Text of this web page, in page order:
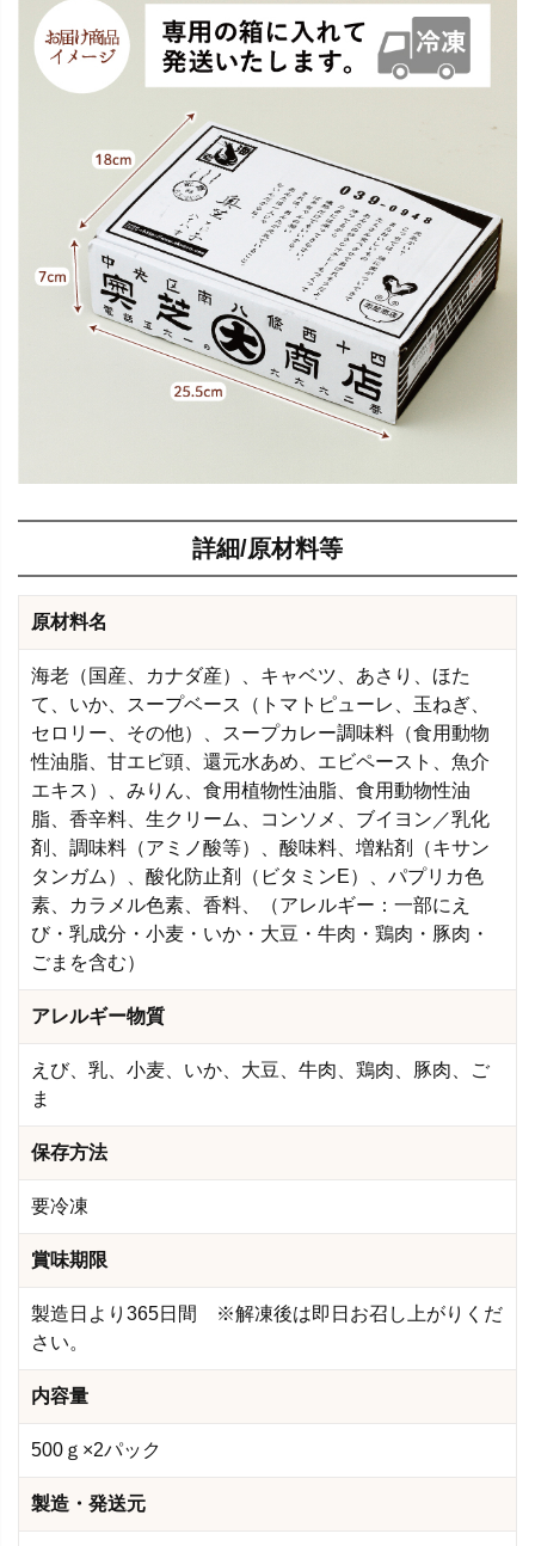
詳細/原材料等
原材料名
海老（国産、カナダ産）、キャベツ、あさり、ほた
て、いか、スープベース（トマトピューレ、玉ねぎ、
セロリー、その他）、スープカレー調味料（食用動物
性油脂、甘エビ頭、還元水あめ、エビペースト、魚介
エキス）、みりん、食用植物性油脂、食用動物性油
脂、香辛料、生クリーム、コンソメ、ブイヨン／乳化
剤、調味料（アミノ酸等）、酸味料、増粘剤（キサン
タンガム）、酸化防止剤（ビタミンE）、パプリカ色
素、カラメル色素、香料、（アレルギー：一部にえ
び・乳成分・小麦・いか・大豆・牛肉・鶏肉・豚肉・
ごまを含む）
アレルギー物質
えび、乳、小麦、いか、大豆、牛肉、鶏肉、豚肉、ご
ま
保存方法
要冷凍
賞味期限
製造日より365日間 ※解凍後は即日お召し上がりくだ
さい。
内容量
500ｇ×2パック
製造・発送元